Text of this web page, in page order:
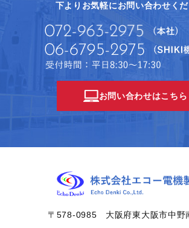
下よりお気軽にお問い合わせくだ
お問い合わせはこちら
〒578-0985 大阪府東大阪市中野